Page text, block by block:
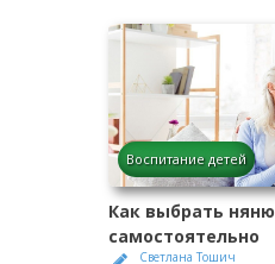
Воспитание детей
Как выбрать няню
самостоятельно
Светлана Тошич